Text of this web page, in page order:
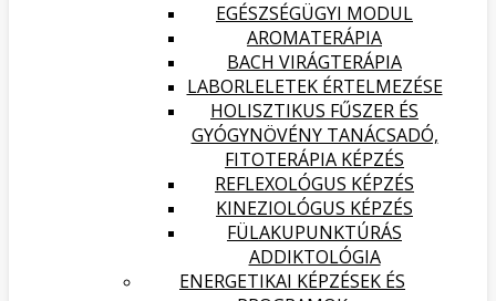
EGÉSZSÉGÜGYI MODUL
AROMATERÁPIA
BACH VIRÁGTERÁPIA
LABORLELETEK ÉRTELMEZÉSE
HOLISZTIKUS FŰSZER ÉS
GYÓGYNÖVÉNY TANÁCSADÓ,
FITOTERÁPIA KÉPZÉS
REFLEXOLÓGUS KÉPZÉS
KINEZIOLÓGUS KÉPZÉS
FÜLAKUPUNKTÚRÁS
ADDIKTOLÓGIA
ENERGETIKAI KÉPZÉSEK ÉS